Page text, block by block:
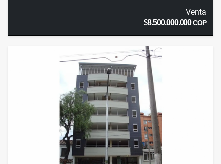
Venta
$8.500.000.000COP